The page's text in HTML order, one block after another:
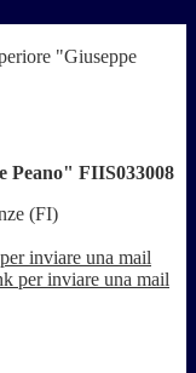
"Giuseppe
Peano" FIIS033008
(FI)
inviare una mail
per inviare una mail